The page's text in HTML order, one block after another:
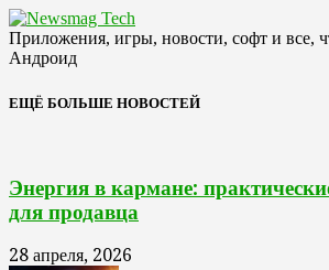
Приложения, игры, новости, софт и все,
Андроид
ЕЩЁ БОЛЬШЕ НОВОСТЕЙ
Энергия в кармане:
для продавца
28 апреля, 2026